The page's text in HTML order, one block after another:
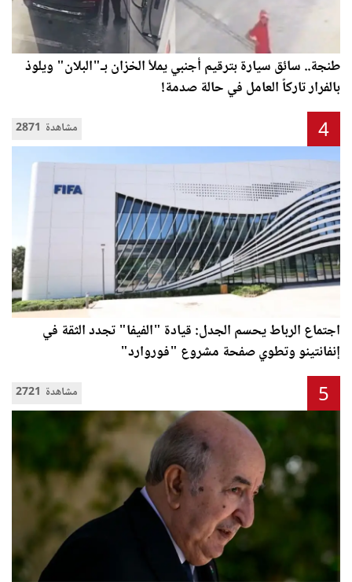
طنجة.. سائق سيارة بترقيم أجنبي يملأ الخزان بـ"البلان" ويلوذ
بالفرار تاركاً العامل في حالة صدمة!
2871 مشاهدة 4
اجتماع الرباط يحسم الجدل: قيادة "الفيفا" تجدد الثقة في
إنفانتينو وتطوي صفحة مشروع "فوروارد"
2721 مشاهدة 5